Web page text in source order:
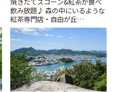
飲み放題♪ 森の中にいるような
紅茶専門店・自由が丘
「YOTSUBA TEA」でのんびり
時間 | ことりっぷ